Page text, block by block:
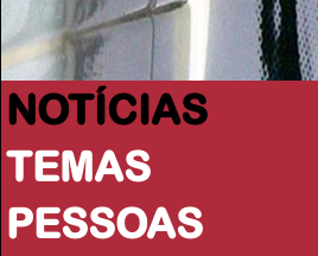
NOTÍCIAS
TEMAS
PESSOAS